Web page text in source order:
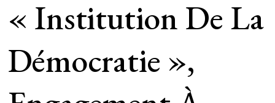
« Institution De La
Démocratie »,